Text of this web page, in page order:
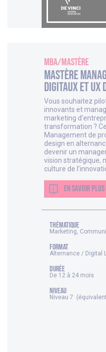
MBA/Mastère
Mastère
digitaux et UX
Vous souhaitez
innovants et
marketing
transformation ?
Management de
design en
devenir un
vision stratégique,
culture de
EN SAVOIR
thématique
Marketing,
FORMAT
Alternance / Digital
DURÉE
De 12 à 24 mois
NIVEAU
Niveau 7